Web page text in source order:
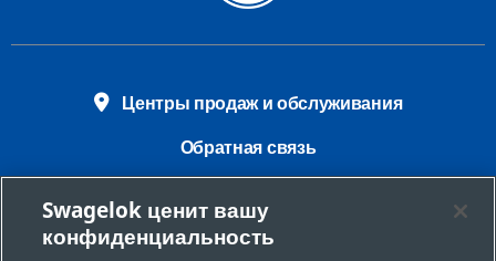
Центры продаж и обслуживания
Обратная связь
Юридическая информация
Swagelok ценит вашу
конфиденциальность